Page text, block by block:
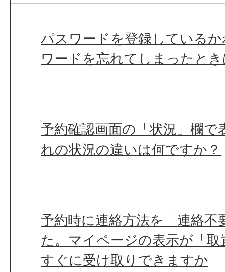
パスワードを登録している
ワードを忘れてしまったと
予約確認画面の「状況」欄
れの状況の違いは何ですか？
予約時に連絡方法を「連絡不
た。マイページの表示が「
すぐに受け取りできますか